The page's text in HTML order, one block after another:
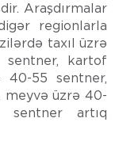
Araşdırmalar
regionlarla
taxıl üzrə
sentner, kartof
40-55 sentner,
meyvə üzrə 40-
artıq